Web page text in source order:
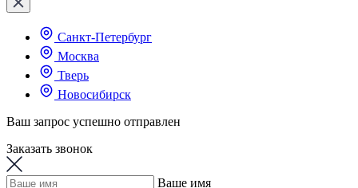
Санкт-Петербург
Москва
Тверь
Новосибирск
Ваш запрос успешно отправлен
Заказать звонок
Ваше имя